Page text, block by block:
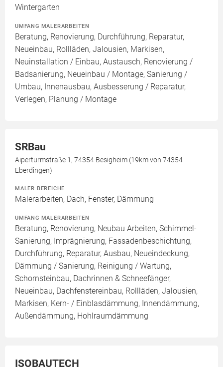
Wintergarten
UMFANG MALERARBEITEN
Beratung, Renovierung, Durchführung, Reparatur,
Neueinbau, Rollläden, Jalousien, Markisen,
Neuinstallation / Einbau, Austausch, Renovierung /
Badsanierung, Neueinbau / Montage, Sanierung /
Umbau, Innenausbau, Ausbesserung / Reparatur,
Verlegen, Planung / Montage
SRBau
Aiperturmstraße 1, 74354 Besigheim (19km von 74354
Eberdingen)
MALER BEREICHE
Malerarbeiten, Dach, Fenster, Dämmung
UMFANG MALERARBEITEN
Beratung, Renovierung, Neubau Arbeiten, Schimmel-
Sanierung, Imprägnierung, Fassadenbeschichtung,
Durchführung, Reparatur, Ausbau, Neueindeckung,
Dämmung / Sanierung, Reinigung / Wartung,
Schornsteinbau, Dachrinnen & Schneefänger,
Neueinbau, Dachfenstereinbau, Rollläden, Jalousien,
Markisen, Kern- / Einblasdämmung, Innendämmung,
Außendämmung, Hohlraumdämmung
ISOBAUTECH